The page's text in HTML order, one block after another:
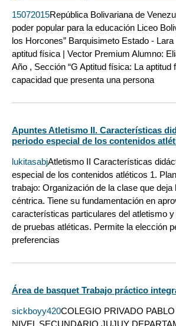
15072015República Bolivariana de
poder popular para la educación Liceo
los Horcones” Barquisimeto Estado -
aptitud física | Vector Premium Alumno:
Año , Sección “G Aptitud física: La aptitud
capacidad que presenta una persona
Apuntes Atletismo II. Características
periodo especial de los contenidos
lukitasabjAtletismo II Características
especial de los contenidos atléticos 1.
trabajo: Organización de la clase que deja
céntrica. Tiene su fundamentación en
características particulares del atletismo
de pruebas atléticas. Permite la elección
preferencias
Área de basquet Trabajo práctico
sickboyy420COLEGIO PRIVADO